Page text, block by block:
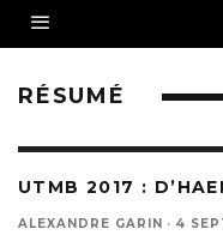
RÉSUMÉ
UTMB 2017 :
ALEXANDRE GARIN · 4